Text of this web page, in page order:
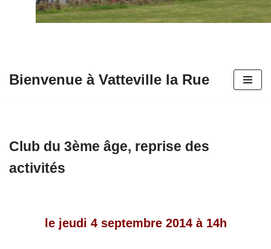
Bienvenue à Vatteville la Rue
Club du 3ème âge, reprise des
activités
le jeudi 4 septembre 2014 à 14h